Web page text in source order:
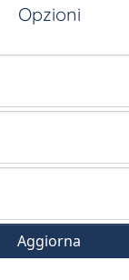
Opzioni